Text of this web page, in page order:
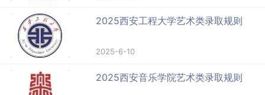
2025西安工程大学艺术类录取规则
2025-6-10
2025西安音乐学院艺术类录取规则